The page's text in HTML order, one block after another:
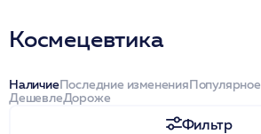
Космецевтика
НаличиеПоследние измененияПопулярное
ДешевлеДороже
Фильтр